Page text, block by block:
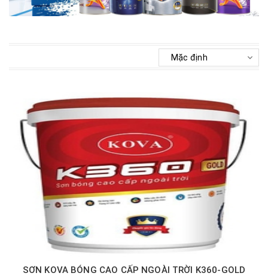
SƠN KOVA BÓNG CAO CẤP NGOÀI TRỜI K360-GOLD